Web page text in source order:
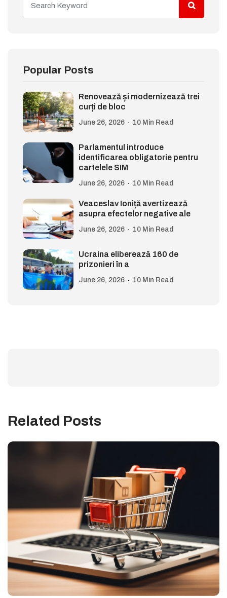
Popular Posts
Renovează și modernizează trei
curți de bloc
June 26, 2026 10 Min Read
Parlamentul introduce
identificarea obligatorie pentru
cartelele SIM
June 26, 2026 10 Min Read
Veaceslav Ioniță avertizează
asupra efectelor negative ale
June 26, 2026 10 Min Read
Ucraina eliberează 160 de
prizonieri în a
June 26, 2026 10 Min Read
Related Posts